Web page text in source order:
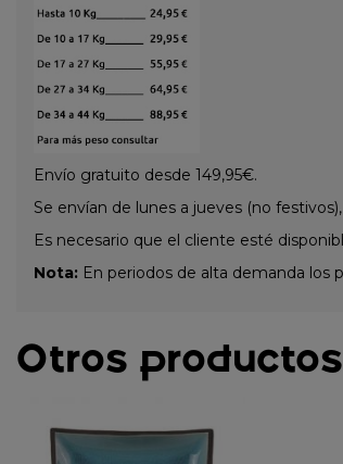
Envío gratuito desde 149,95€.
Se envían de lunes a jueves (no
Es necesario que el cliente esté
Nota: En periodos de alta demanda los
Otros